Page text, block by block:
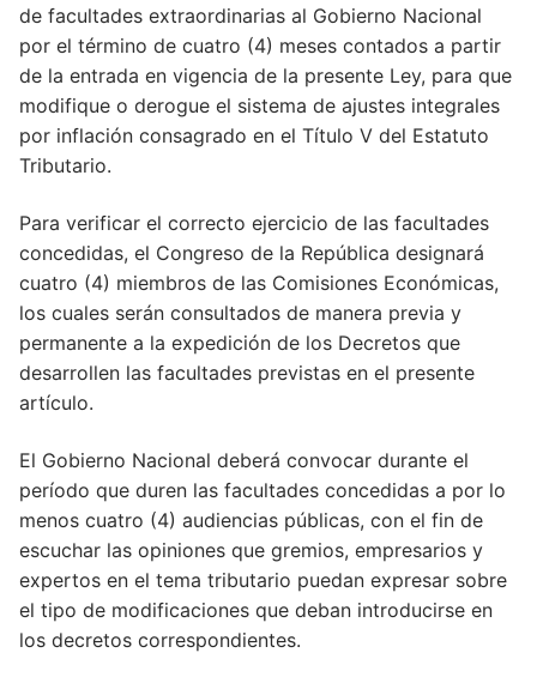
de facultades extraordinarias al Gobierno Nacional
por el término de cuatro (4) meses contados a partir
de la entrada en vigencia de la presente Ley, para que
modifique o derogue el sistema de ajustes integrales
por inflación consagrado en el Título V del Estatuto
Tributario.
Para verificar el correcto ejercicio de las facultades
concedidas, el Congreso de la República designará
cuatro (4) miembros de las Comisiones Económicas,
los cuales serán consultados de manera previa y
permanente a la expedición de los Decretos que
desarrollen las facultades previstas en el presente
artículo.
El Gobierno Nacional deberá convocar durante el
período que duren las facultades concedidas a por lo
menos cuatro (4) audiencias públicas, con el fin de
escuchar las opiniones que gremios, empresarios y
expertos en el tema tributario puedan expresar sobre
el tipo de modificaciones que deban introducirse en
los decretos correspondientes.